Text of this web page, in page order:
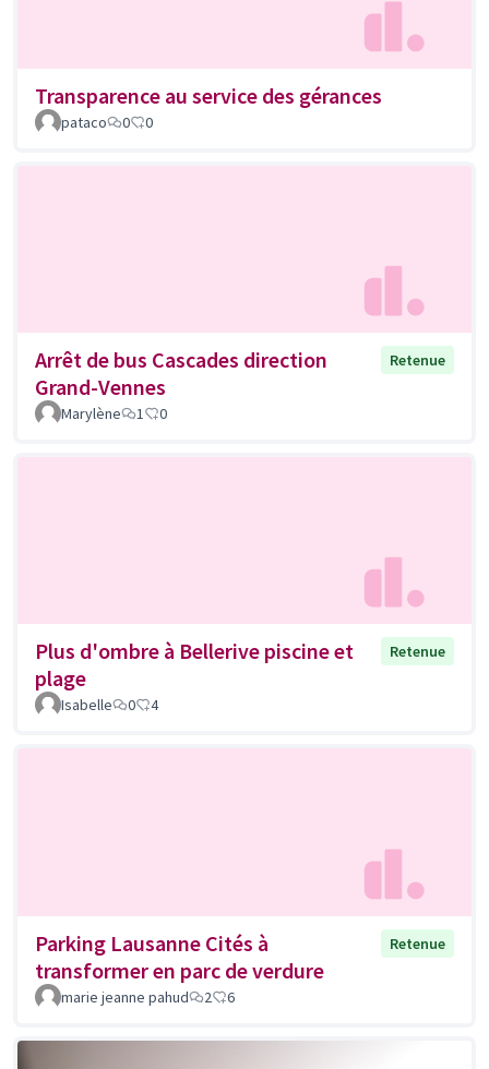
Transparence au service des gérances
pataco 0 0
Arrêt de bus Cascades direction
Grand-Vennes
Retenue
Marylène 1 0
Plus d'ombre à Bellerive piscine et
plage
Retenue
Isabelle 0 4
Parking Lausanne Cités à
transformer en parc de verdure
Retenue
marie jeanne pahud 2 6